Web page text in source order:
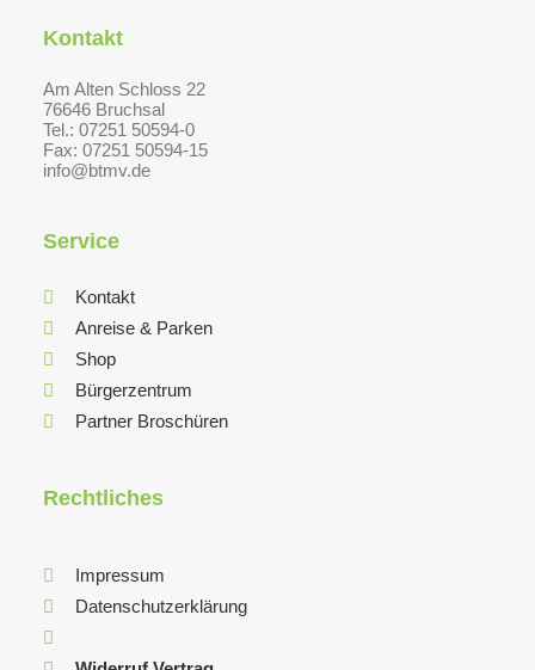
Kontakt
Am Alten Schloss 22
76646 Bruchsal
Tel.: 07251 50594-0
Fax: 07251 50594-15
info@btmv.de
Service
Kontakt
Anreise & Parken
Shop
Bürgerzentrum
Partner Broschüren
Rechtliches
Impressum
Datenschutzerklärung